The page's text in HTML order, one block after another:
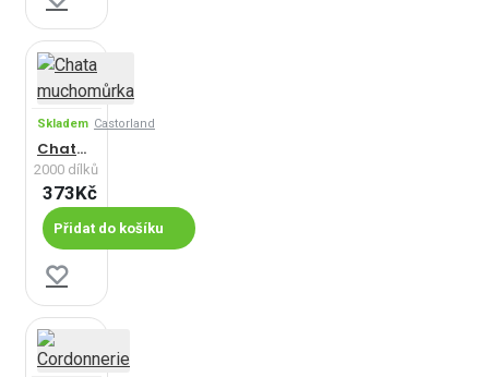
Skladem Castorland
Chata muchomůrka
2000 dílků
373Kč
Přidat do košíku